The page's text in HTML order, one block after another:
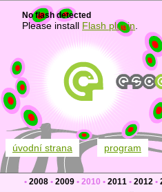
No flash detected
Please install Flash plugin
úvodní strana program
• 2008 • 2009 • 2010 • 2011 • 2012 •